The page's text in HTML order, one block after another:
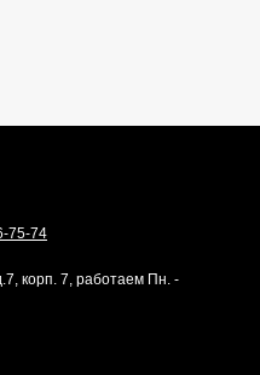
75-74
корп. 7, работаем Пн. -